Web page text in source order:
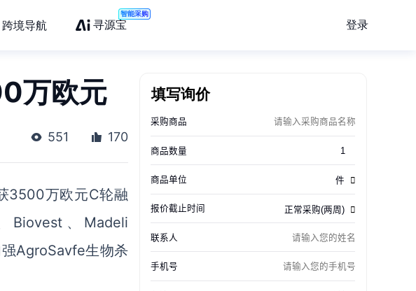
跨境导航 寻源宝
智能采购
登录
万欧元
551 170
3500万欧元C轮融
Biovest、Madeli
AgroSavfe生物杀
填写询价